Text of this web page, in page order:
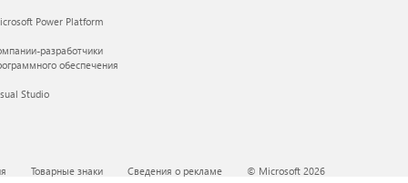
Power Platform
разработчики
обеспечения
Studio
Товарные знаки Сведения о рекламе © Microsoft 2026